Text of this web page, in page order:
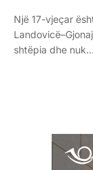
Një 17-vjeçar
shtëpia dhe nuk…